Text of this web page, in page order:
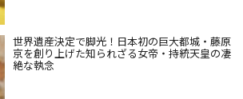
世界遺産決定で脚光！日本初の巨大都城・藤原
京を創り上げた知られざる女帝・持統天皇の凄
絶な執念